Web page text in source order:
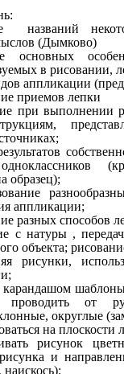
названий
(Дымково)
основных
в рисовании,
аппликации
приемов лепки
при выполнении
образец);
аппликации;
разных способов
с натуры ,
объекта;
рисунки,
карандашом
проводить от
округлые
на плоскости
рисунок
и
наискось);